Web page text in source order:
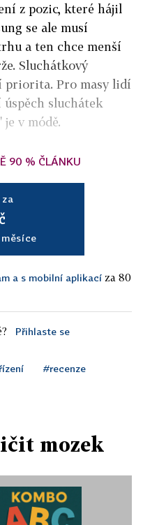
z pozic, které hájil
se ale musí
a ten chce menší
Sluchátkový
priorita. Pro masy lidí
sluchátek
je v módě.
90 % ČLÁNKU
a s mobilní aplikací za 80
Přihlaste se
#recenze
mozek